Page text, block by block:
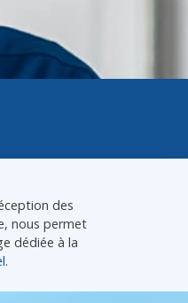
des
nous permet
dédiée à la
.